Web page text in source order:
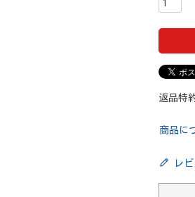
返品特
商品に
レ